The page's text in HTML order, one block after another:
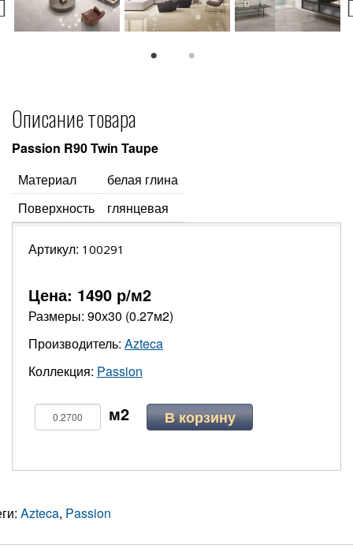
Описание товара
Passion R90 Twin Taupe
Материал
белая глина
Поверхность
глянцевая
Артикул: 100291
Цена: 1490 р/м2
Размеры: 90х30 (0.27м2)
Производитель: Azteca
Коллекция: Passion
В корзину
Azteca, Passion